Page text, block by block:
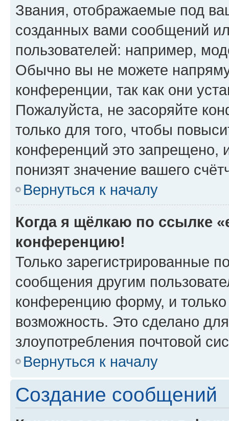
Звания, отображаемые под
созданных вами сообщений
пользователей: например,
Обычно вы не можете
конференции, так как они
Пожалуйста, не засоряйте
только для того, чтобы
конференций это запрещено,
понизят значение вашего
Вернуться к началу
Когда я щёлкаю по ссылке
конференцию!
Только зарегистрированные
сообщения другим
конференцию форму, и
возможность. Это сделано
злоупотребления почтовой
Вернуться к началу
Создание сообщений